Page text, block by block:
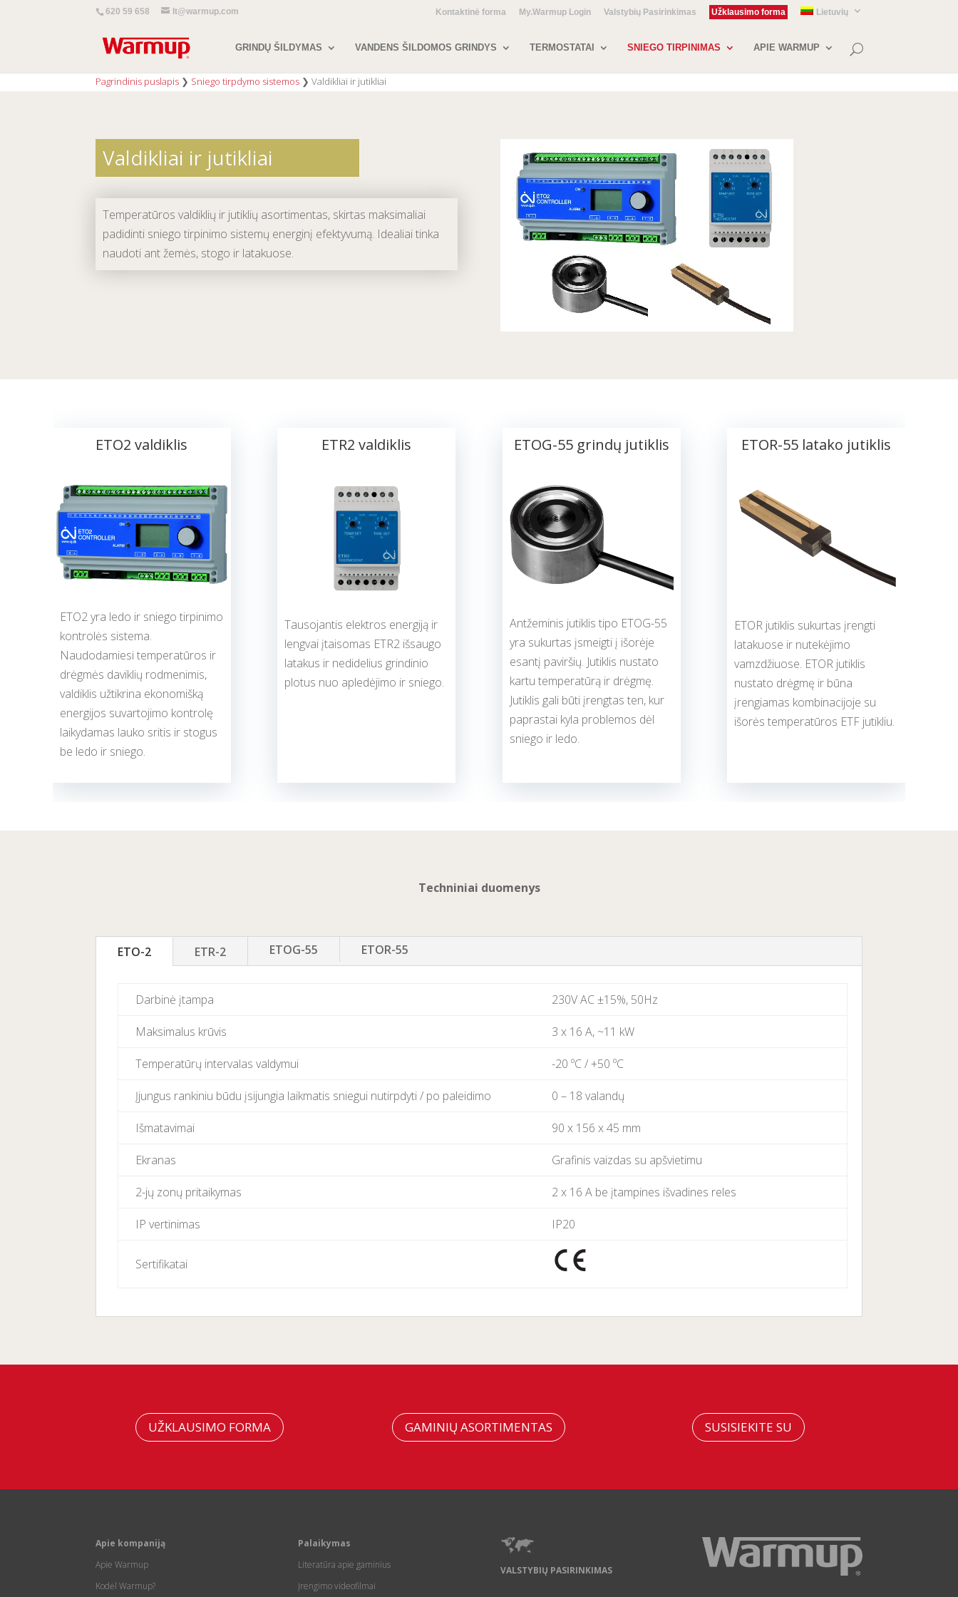
620 59 658 lt@warmup.com Kontaktinė forma My.Warmup Login Valstybių Pasirinkimas Užklausimo forma Lietuvių
GRINDŲ ŠILDYMAS VANDENS ŠILDOMOS GRINDYS TERMOSTATAI SNIEGO TIRPINIMAS APIE WARMUP
Pagrindinis puslapis ❯ Sniego tirpdymo sistemos ❯Valdikliai ir jutikliai
Valdikliai ir jutikliai
Temperatūros valdiklių ir jutiklių asortimentas, skirtas maksimaliai
padidinti sniego tirpinimo sistemų energinį efektyvumą. Idealiai tinka
naudoti ant žemės, stogo ir latakuose.
ETO2 valdiklis
ETO2 yra ledo ir sniego tirpinimo
kontrolės sistema.
Naudodamiesi temperatūros ir
drėgmės daviklių rodmenimis,
valdiklis užtikrina ekonomišką
energijos suvartojimo kontrolę
laikydamas lauko sritis ir stogus
be ledo ir sniego.
ETR2 valdiklis
Tausojantis elektros energiją ir
lengvai įtaisomas ETR2 išsaugo
latakus ir nedidelius grindinio
plotus nuo apledėjimo ir sniego.
ETOG-55 grindų jutiklis
Antžeminis jutiklis tipo ETOG-55
yra sukurtas įsmeigti į išorėje
esantį paviršių. Jutiklis nustato
kartu temperatūrą ir drėgmę.
Jutiklis gali būti įrengtas ten, kur
paprastai kyla problemos dėl
sniego ir ledo.
ETOR-55 latako jutiklis
ETOR jutiklis sukurtas įrengti
latakuose ir nutekėjimo
vamzdžiuose. ETOR jutiklis
nustato drėgmę ir būna
įrengiamas kombinacijoje su
išorės temperatūros ETF jutikliu.
Techniniai duomenys
ETO-2 ETR-2 ETOG-55 ETOR-55
Darbinė įtampa 230V AC ±15%, 50Hz
Maksimalus krūvis 3 x 16 A, ~11 kW
Temperatūrų intervalas valdymui -20 ºC / +50 ºC
Įjungus rankiniu būdu įsijungia laikmatis sniegui nutirpdyti / po paleidimo 0 – 18valandų
Išmatavimai 90 x 156 x 45 mm
Ekranas Grafinis vaizdas su apšvietimu
2-jų zonų pritaikymas 2 x 16 A be įtampines išvadines reles
IP vertinimas IP20
Sertifikatai
UŽKLAUSIMO FORMA GAMINIŲ ASORTIMENTAS SUSISIEKITE SU
Apie kompaniją
Apie Warmup
Kodėl Warmup?
Palaikymas
Literatūra apie gaminius
Įrengimo videofilmai
VALSTYBIŲ PASIRINKIMAS